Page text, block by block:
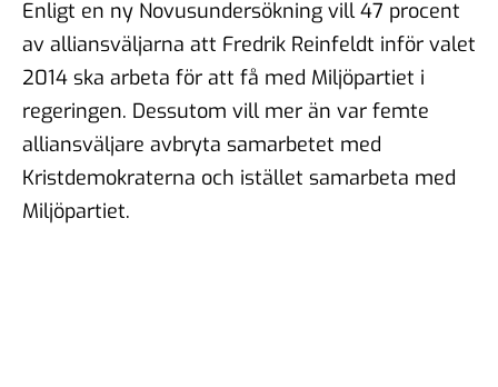
Enligt en ny Novusundersökning vill 47 procent
av alliansväljarna att Fredrik Reinfeldt inför valet
2014 ska arbeta för att få med Miljöpartiet i
regeringen. Dessutom vill mer än var femte
alliansväljare avbryta samarbetet med
Kristdemokraterna och istället samarbeta med
Miljöpartiet.